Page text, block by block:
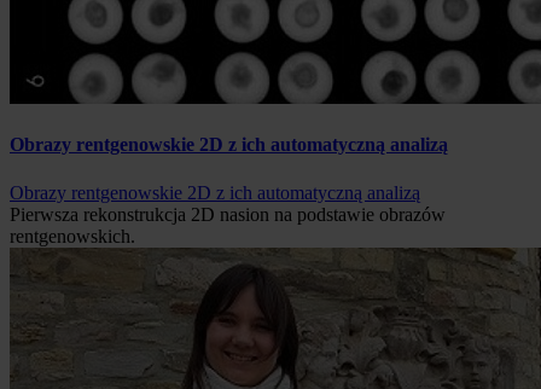
Obrazy rentgenowskie 2D z ich automatyczną analizą
Obrazy rentgenowskie 2D z ich automatyczną analizą
Pierwsza rekonstrukcja 2D nasion na podstawie obrazów
rentgenowskich.